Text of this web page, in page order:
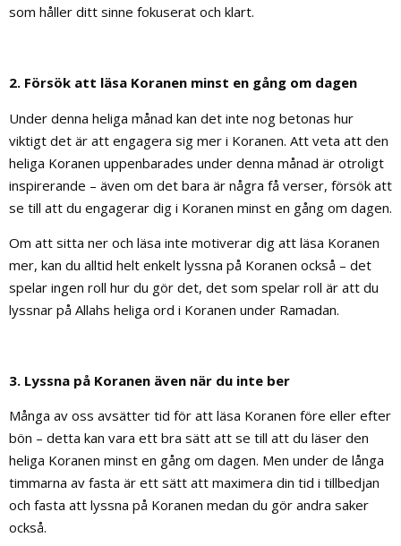
som håller ditt sinne fokuserat och klart.
2. Försök att läsa Koranen minst en gång om dagen
Under denna heliga månad kan det inte nog betonas hur
viktigt det är att engagera sig mer i Koranen. Att veta att den
heliga Koranen uppenbarades under denna månad är otroligt
inspirerande – även om det bara är några få verser, försök att
se till att du engagerar dig i Koranen minst en gång om dagen.
Om att sitta ner och läsa inte motiverar dig att läsa Koranen
mer, kan du alltid helt enkelt lyssna på Koranen också – det
spelar ingen roll hur du gör det, det som spelar roll är att du
lyssnar på Allahs heliga ord i Koranen under Ramadan.
3. Lyssna på Koranen även när du inte ber
Många av oss avsätter tid för att läsa Koranen före eller efter
bön – detta kan vara ett bra sätt att se till att du läser den
heliga Koranen minst en gång om dagen. Men under de långa
timmarna av fasta är ett sätt att maximera din tid i tillbedjan
och fasta att lyssna på Koranen medan du gör andra saker
också.